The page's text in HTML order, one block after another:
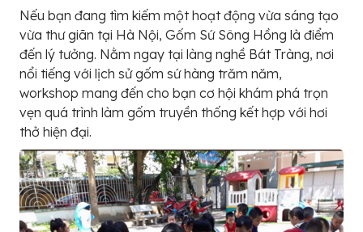
Nếu bạn đang tìm kiếm một hoạt động vừa sáng tạo
vừa thư giãn tại Hà Nội, Gốm Sứ Sông Hồng là điểm
đến lý tưởng. Nằm ngay tại làng nghề Bát Tràng, nơi
nổi tiếng với lịch sử gốm sứ hàng trăm năm,
workshop mang đến cho bạn cơ hội khám phá trọn
vẹn quá trình làm gốm truyền thống kết hợp với hơi
thở hiện đại.